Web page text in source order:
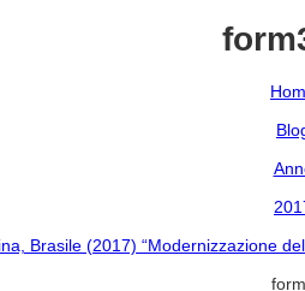
Brasile (2017) “Modernizzazione